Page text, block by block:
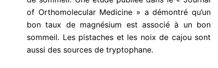
of Orthomolecular Medicine » a démontré qu’un
bon taux de magnésium est associé à un bon
sommeil. Les pistaches et les noix de cajou sont
aussi des sources de tryptophane.